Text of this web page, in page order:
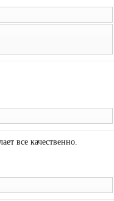
все качественно.